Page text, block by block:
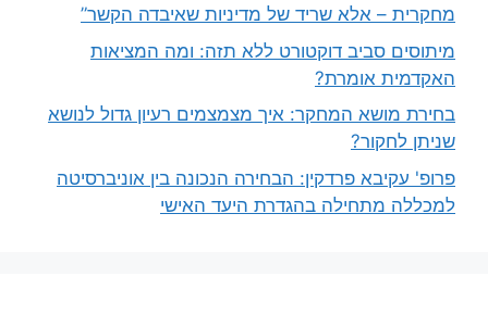
מחקרית – אלא שריד של מדיניות שאיבדה הקשר”
מיתוסים סביב דוקטורט ללא תזה: ומה המציאות
האקדמית אומרת?
בחירת מושא המחקר: איך מצמצמים רעיון גדול לנושא
שניתן לחקור?
פרופ' עקיבא פרדקין: הבחירה הנכונה בין אוניברסיטה
למכללה מתחילה בהגדרת היעד האישי